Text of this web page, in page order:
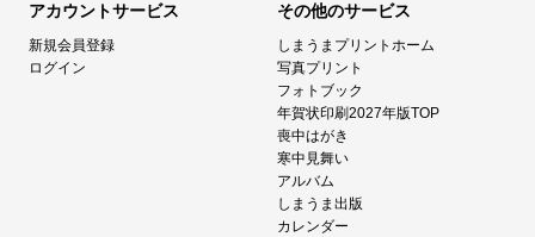
アカウントサービス
新規会員登録
ログイン
その他のサービス
しまうまプリントホーム
写真プリント
フォトブック
年賀状印刷2027年版TOP
喪中はがき
寒中見舞い
アルバム
しまうま出版
カレンダー